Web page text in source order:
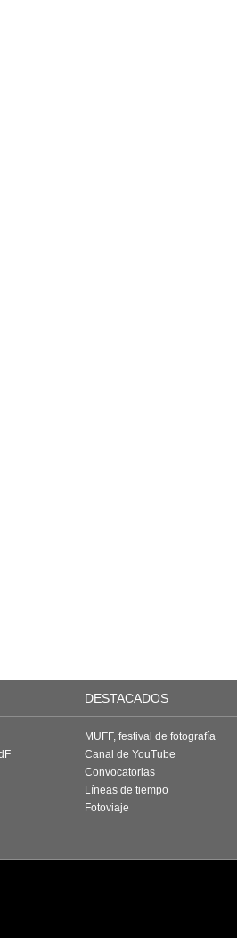
DESTACADOS
MUFF, festival de fotografía
Canal de YouTube
Convocatorias
Líneas de tiempo
Fotoviaje